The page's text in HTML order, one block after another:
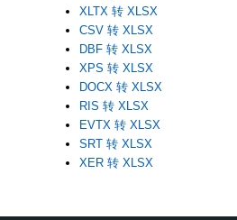
XLTX 转 XLSX
CSV 转 XLSX
DBF 转 XLSX
XPS 转 XLSX
DOCX 转 XLSX
RIS 转 XLSX
EVTX 转 XLSX
SRT 转 XLSX
XER 转 XLSX